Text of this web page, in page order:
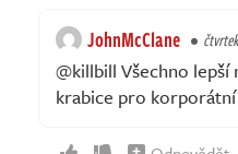
JohnMcClane
@killbill Všechno
krabice pro